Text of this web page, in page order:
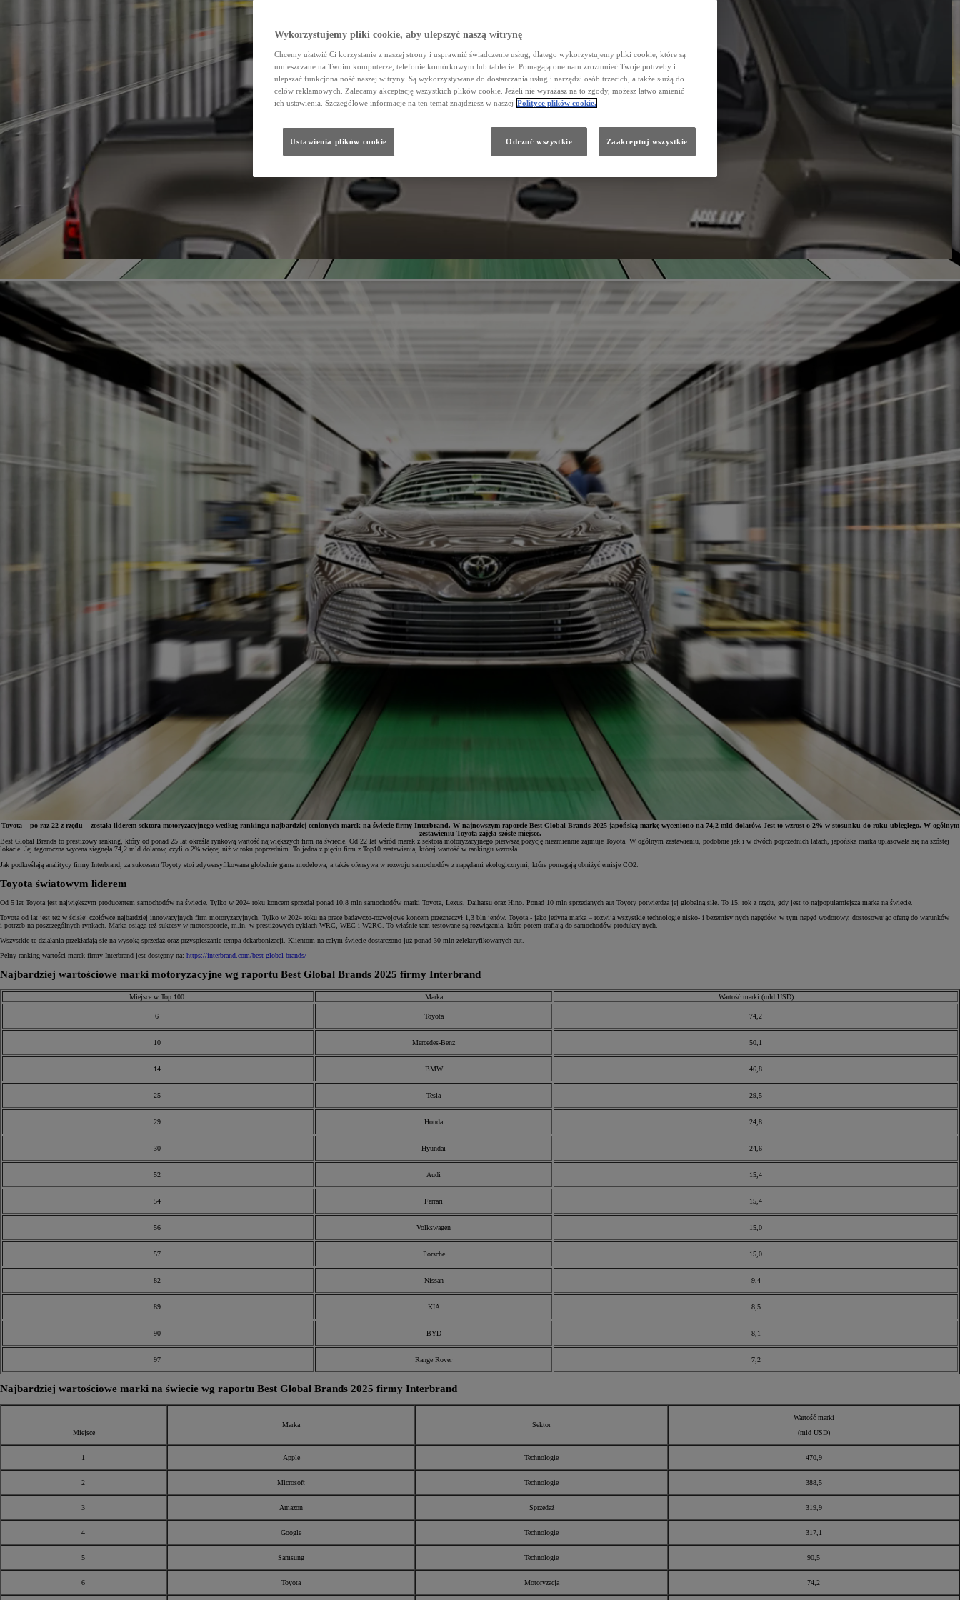
PROACE Max
Toyota – po raz 22 z rzędu – została liderem sektora motoryzacyjnego według rankingu najbardziej cenionych marek na świecie firmy Interbrand. W najnowszym raporcie Best Global Brands 2025 japońską markę wyceniono na 74,2 mld dolarów. Jest to wzrost o 2% w stosunku do roku ubiegłego. W ogólnym
zestawieniu Toyota zajęła szóste miejsce.
Best Global Brands to prestiżowy ranking, który od ponad 25 lat określa rynkową wartość największych firm na świecie. Od 22 lat wśród marek z sektora motoryzacyjnego pierwszą pozycję niezmiennie zajmuje Toyota. W ogólnym zestawieniu, podobnie jak i w dwóch poprzednich latach, japońska marka uplasowała się na szóstej
lokacie. Jej tegoroczna wycena sięgnęła 74,2 mld dolarów, czyli o 2% więcej niż w roku poprzednim. To jedna z pięciu firm z Top10 zestawienia, której wartość w rankingu wzrosła.
Jak podkreślają analitycy firmy Interbrand, za sukcesem Toyoty stoi zdywersyfikowana globalnie gama modelowa, a także ofensywa w rozwoju samochodów z napędami ekologicznymi, które pomagają obniżyć emisje CO2.
Toyota światowym liderem
Od 5 lat Toyota jest największym producentem samochodów na świecie. Tylko w 2024 roku koncern sprzedał ponad 10,8 mln samochodów marki Toyota, Lexus, Daihatsu oraz Hino. Ponad 10 mln sprzedanych aut Toyoty potwierdza jej globalną siłę. To 15. rok z rzędu, gdy jest to najpopularniejsza marka na świecie.
Toyota od lat jest też w ścisłej czołówce najbardziej innowacyjnych firm motoryzacyjnych. Tylko w 2024 roku na prace badawczo-rozwojowe koncern przeznaczył 1,3 bln jenów. Toyota - jako jedyna marka – rozwija wszystkie technologie nisko- i bezemisyjnych napędów, w tym napęd wodorowy, dostosowując ofertę do warunków
i potrzeb na poszczególnych rynkach. Marka osiąga też sukcesy w motorsporcie, m.in. w prestiżowych cyklach WRC, WEC i W2RC. To właśnie tam testowane są rozwiązania, które potem trafiają do samochodów produkcyjnych.
Wszystkie te działania przekładają się na wysoką sprzedaż oraz przyspieszanie tempa dekarbonizacji. Klientom na całym świecie dostarczono już ponad 30 mln zelektryfikowanych aut.
Pełny ranking wartości marek firmy Interbrand jest dostępny na: https://interbrand.com/best-global-brands/
Najbardziej wartościowe marki motoryzacyjne wg raportu Best Global Brands 2025 firmy Interbrand
Miejsce w Top 100 Marka Wartość marki (mld USD)
6 Toyota 74,2
10 Mercedes-Benz 50,1
14 BMW 46,8
25 Tesla 29,5
29 Honda 24,8
30 Hyundai 24,6
52 Audi 15,4
54 Ferrari 15,4
56 Volkswagen 15,0
57 Porsche 15,0
82 Nissan 9,4
89 KIA 8,5
90 BYD 8,1
97 Range Rover 7,2
Najbardziej wartościowe marki na świecie wg raportu Best Global Brands 2025 firmy Interbrand
Miejsce
Marka Sektor
Wartość marki
(mld USD)
1 Apple Technologie 470,9
2 Microsoft Technologie 388,5
3 Amazon Sprzedaż 319,9
4 Google Technologie 317,1
5 Samsung Technologie 90,5
6 Toyota Motoryzacja 74,2
Wykorzystujemy pliki cookie, aby ulepszyć naszą witrynę
Chcemy ułatwić Ci korzystanie z naszej strony i usprawnić świadczenie usług, dlatego wykorzystujemy pliki cookie, które są
umieszczane na Twoim komputerze, telefonie komórkowym lub tablecie. Pomagają one nam zrozumieć Twoje potrzeby i
ulepszać funkcjonalność naszej witryny. Są wykorzystywane do dostarczania usług i narzędzi osób trzecich, a także służą do
celów reklamowych. Zalecamy akceptację wszystkich plików cookie. Jeżeli nie wyrażasz na to zgody, możesz łatwo zmienić
ich ustawienia. Szczegółowe informacje na ten temat znajdziesz w naszej Polityce plików cookie.
Odrzuć wszystkie Zaakceptuj wszystkie
Ustawienia plików cookie